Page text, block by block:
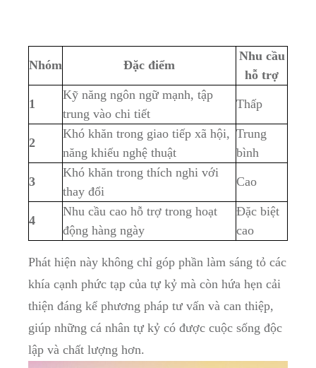
Nhóm Đặc điểm
Nhu cầu
‍hỗ trợ
1
Kỹ năng ngôn ngữ mạnh, tập
trung‌ vào ‌chi tiết
Thấp
2
Khó⁣ khăn trong giao tiếp xã⁣ hội,
năng khiếu nghệ thuật
Trung
bình
3
Khó khăn trong thích ⁤nghi với
thay đổi
Cao
4
Nhu cầu ⁣cao hỗ trợ trong hoạt
động​ hàng ngày
Đặc biệt
cao
Phát hiện này ⁢không chỉ góp phần làm sáng tỏ các
khía cạnh phức tạp của ⁣tự⁤ kỷ‌ mà còn hứa hẹn cải
thiện đáng⁤ kể phương ⁤pháp tư vấn và can⁤ thiệp,
giúp​ những cá nhân tự⁣ kỷ có ‌được cuộc sống​ độc
lập và ⁣chất lượng hơn.